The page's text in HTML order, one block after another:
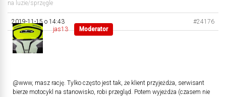
na luzie/sprzęgle
2019-11-15 o 14:43
#24176
jas13
Moderator
@www, masz rację. Tylko często jest tak, że klient przyjeżdża, serwisant
bierze motocykl na stanowisko, robi przegląd. Potem wyjeżdża (czasem nie